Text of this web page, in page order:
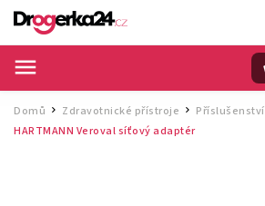
Domů / Zdravotnické přístroje / Příslušenství
HARTMANN Veroval síťový adaptér